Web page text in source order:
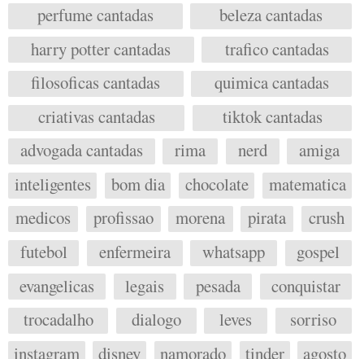
perfume cantadas
beleza cantadas
harry potter cantadas
trafico cantadas
filosoficas cantadas
quimica cantadas
criativas cantadas
tiktok cantadas
advogada cantadas
rima nerd
amiga
inteligentes
bom dia chocolate
matematica
medicos
profissao morena pirata
crush
futebol
enfermeira whatsapp
gospel
evangelicas
legais pesada
conquistar
trocadalho
dialogo leves
sorriso
instagram
disney namorado tinder agosto